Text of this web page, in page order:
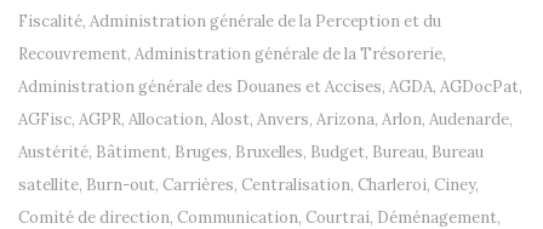
Fiscalité, Administration générale de la Perception et du
Recouvrement, Administration générale de la Trésorerie,
Administration générale des Douanes et Accises, AGDA, AGDocPat,
AGFisc, AGPR, Allocation, Alost, Anvers, Arizona, Arlon, Audenarde,
Austérité, Bâtiment, Bruges, Bruxelles, Budget, Bureau, Bureau
satellite, Burn-out, Carrières, Centralisation, Charleroi, Ciney,
Comité de direction, Communication, Courtrai, Déménagement,